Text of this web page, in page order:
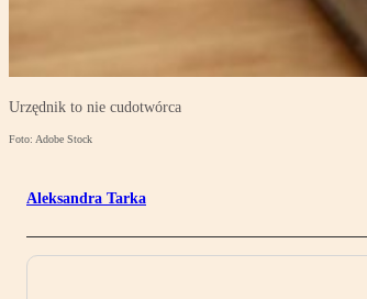
Urzędnik to nie cudotwórca
Foto: Adobe Stock
Aleksandra Tarka